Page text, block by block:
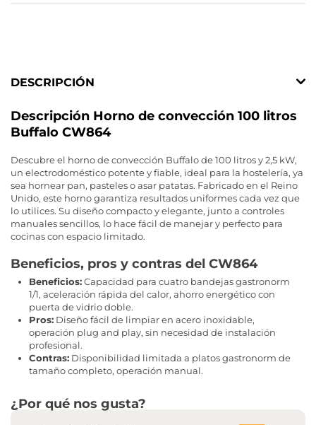
DESCRIPCIÓN
Descripción Horno de convección 100 litros
Buffalo CW864
Descubre el horno de convección Buffalo de 100 litros y 2,5 kW,
un electrodoméstico potente y fiable, ideal para la hostelería, ya
sea hornear pan, pasteles o asar patatas. Fabricado en el Reino
Unido, este horno garantiza resultados uniformes cada vez que
lo utilices. Su diseño compacto y elegante, junto a controles
manuales sencillos, lo hace fácil de manejar y perfecto para
cocinas con espacio limitado.
Beneficios, pros y contras del CW864
Beneficios:Capacidad para cuatro bandejas gastronorm
1/1, aceleración rápida del calor, ahorro energético con
puerta de vidrio doble.
Pros: Diseño fácil de limpiar en acero inoxidable,
operación plug and play, sin necesidad de instalación
profesional.
Contras: Disponibilidad limitada a platos gastronorm de
tamaño completo, operación manual.
¿Por qué nos gusta?